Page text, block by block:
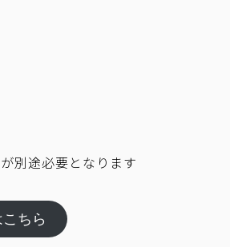
別途必要となります
ちら